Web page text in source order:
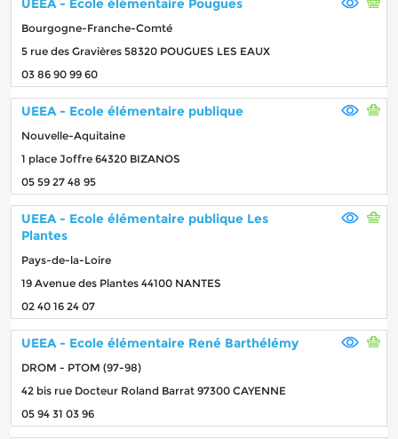
Bourgogne-Franche-Comté
5 rue des Gravières 58320 POUGUES LES EAUX
03 86 90 99 60
UEEA - Ecole élémentaire publique
Nouvelle-Aquitaine
1 place Joffre 64320 BIZANOS
05 59 27 48 95
UEEA - Ecole élémentaire publique Les
Plantes
Pays-de-la-Loire
19 Avenue des Plantes 44100 NANTES
02 40 16 24 07
UEEA - Ecole élémentaire René Barthélémy
DROM - PTOM (97-98)
42 bis rue Docteur Roland Barrat 97300 CAYENNE
05 94 31 03 96